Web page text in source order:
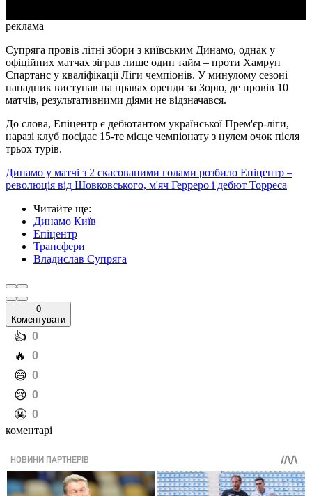
реклама
Супряга провів літні збори з київським Динамо, однак у
офіційних матчах зіграв лише один тайм – проти Хамрун
Спартанс у кваліфікації Ліги чемпіонів. У минулому сезоні
нападник виступав на правах оренди за Зорю, де провів 10
матчів, результативними діями не відзначався.
До слова, Епіцентр є дебютантом української Прем'єр-ліги,
наразі клуб посідає 15-те місце чемпіонату з нулем очок після
трьох турів.
Динамо у матчі з 2 скасованими голами розбило Епіцентр –
революція від Шовковського, м'яч Герреро і дебют Торреса
Читайте ще:
Динамо Київ
Епіцентр
Трансфери
Владислав Супряга
0
Коментувати
️👍 0
️🔥 0
️😄 0
️😢 0
️🤬 0
коментарі